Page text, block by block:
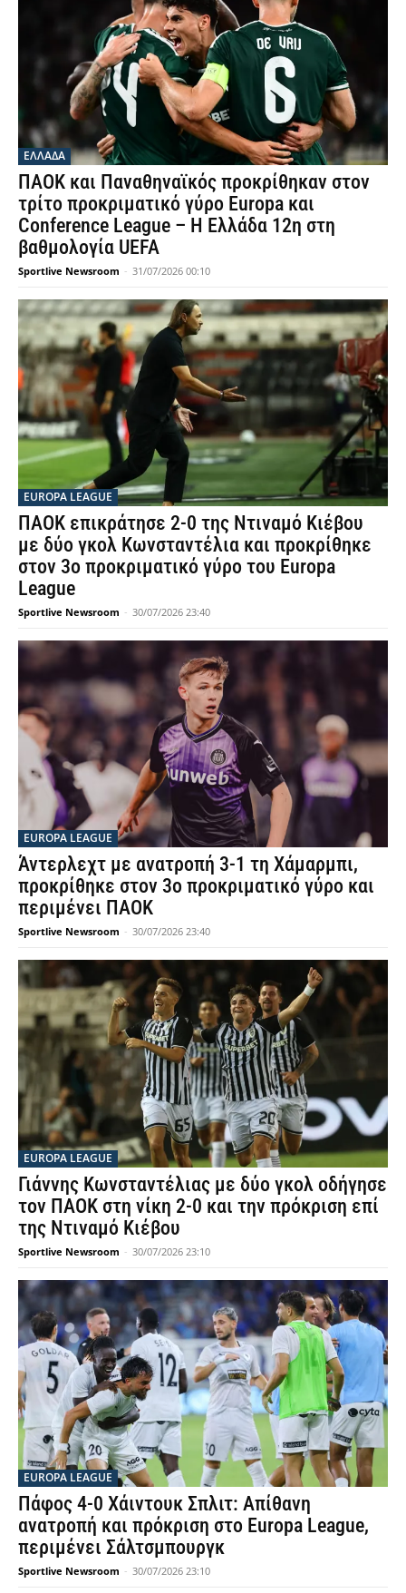
ΕΛΛΑΔΑ
ΠΑΟΚ και Παναθηναϊκός προκρίθηκαν στον
τρίτο προκριματικό γύρο Europa και
Conference League – Η Ελλάδα 12η στη
βαθμολογία UEFA
Sportlive Newsroom - 31/07/2026 00:10
EUROPA LEAGUE
ΠΑΟΚ επικράτησε 2-0 της Ντιναμό Κιέβου
με δύο γκολ Κωνσταντέλια και προκρίθηκε
στον 3ο προκριματικό γύρο του Europa
League
Sportlive Newsroom - 30/07/2026 23:40
EUROPA LEAGUE
Άντερλεχτ με ανατροπή 3-1 τη Χάμαρμπι,
προκρίθηκε στον 3ο προκριματικό γύρο και
περιμένει ΠΑΟΚ
Sportlive Newsroom - 30/07/2026 23:40
EUROPA LEAGUE
Γιάννης Κωνσταντέλιας με δύο γκολ οδήγησε
τον ΠΑΟΚ στη νίκη 2-0 και την πρόκριση επί
της Ντιναμό Κιέβου
Sportlive Newsroom - 30/07/2026 23:10
EUROPA LEAGUE
Πάφος 4-0 Χάιντουκ Σπλιτ: Απίθανη
ανατροπή και πρόκριση στο Europa League,
περιμένει Σάλτσμπουργκ
Sportlive Newsroom - 30/07/2026 23:10